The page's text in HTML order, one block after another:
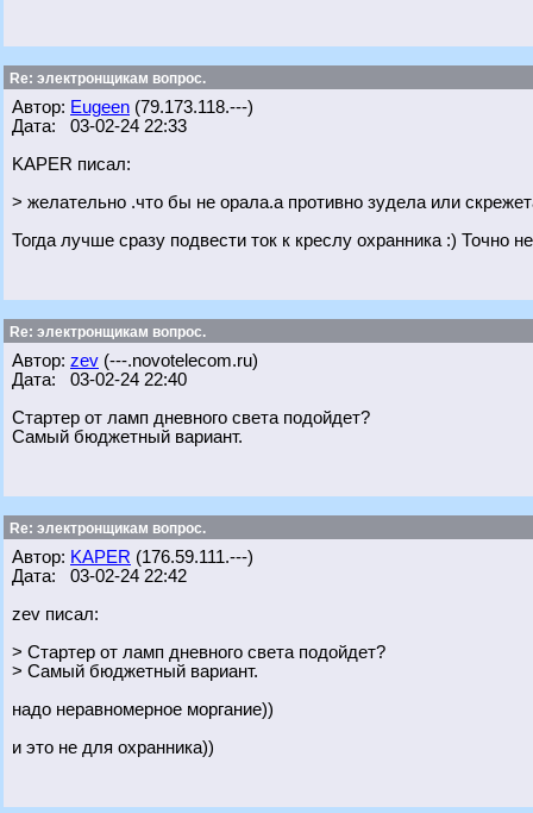
Re: электронщикам вопрос.
Автор: Eugeen (79.173.118.---)
Дата: 03-02-24 22:33
KAPER писал:
> желательно .что бы не орала.а противно зудела или
Тогда лучше сразу подвести ток к креслу охранника :) Точно
Re: электронщикам вопрос.
Автор: zev (---.novotelecom.ru)
Дата: 03-02-24 22:40
Стартер от ламп дневного света подойдет?
Самый бюджетный вариант.
Re: электронщикам вопрос.
Автор: KAPER (176.59.111.---)
Дата: 03-02-24 22:42
zev писал:
> Стартер от ламп дневного света подойдет?
> Самый бюджетный вариант.
надо неравномерное моргание))
и это не для охранника))